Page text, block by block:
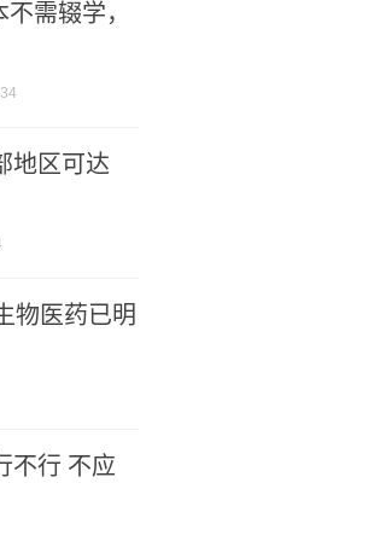
需辍学，
地区可达
物医药已明
不行 不应